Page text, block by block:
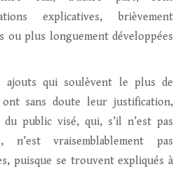
explicatives, brièvement
ou plus longuement développées
ajouts qui soulèvent le plus de
sans doute leur justification,
public visé, qui, s’il n’est pas
n’est vraisemblablement pas
puisque se trouvent expliqués à